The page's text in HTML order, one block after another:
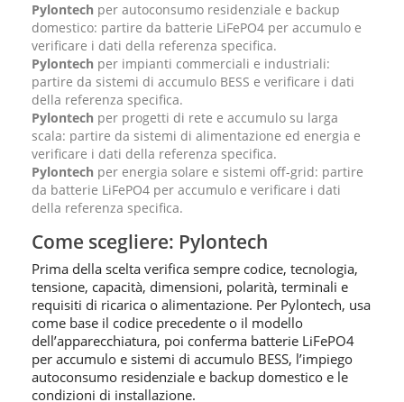
Pylontech per autoconsumo residenziale e backup
domestico: partire da batterie LiFePO4 per accumulo e
verificare i dati della referenza specifica.
Pylontech per impianti commerciali e industriali:
partire da sistemi di accumulo BESS e verificare i dati
della referenza specifica.
Pylontech per progetti di rete e accumulo su larga
scala: partire da sistemi di alimentazione ed energia e
verificare i dati della referenza specifica.
Pylontech per energia solare e sistemi off-grid: partire
da batterie LiFePO4 per accumulo e verificare i dati
della referenza specifica.
Come scegliere: Pylontech
Prima della scelta verifica sempre codice, tecnologia,
tensione, capacità, dimensioni, polarità, terminali e
requisiti di ricarica o alimentazione. Per Pylontech, usa
come base il codice precedente o il modello
dell’apparecchiatura, poi conferma batterie LiFePO4
per accumulo e sistemi di accumulo BESS, l’impiego
autoconsumo residenziale e backup domestico e le
condizioni di installazione.